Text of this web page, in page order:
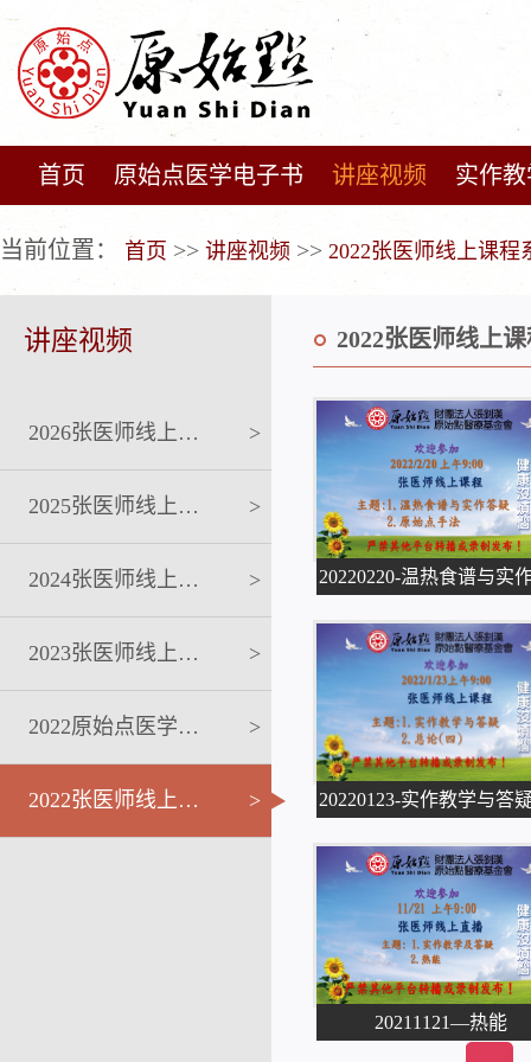
首页 原始点医学电子书 讲座视频 实作
当前位置： 首页 >> 讲座视频 >> 2022张医师线上课程
讲座视频
2026张医师线上课程 >
2025张医师线上课程 >
2024张医师线上课程 >
2023张医师线上课程 >
2022原始点医学完整版讲座 >
2022张医师线上课程系列 >
2022张医师线上
20211121—热能